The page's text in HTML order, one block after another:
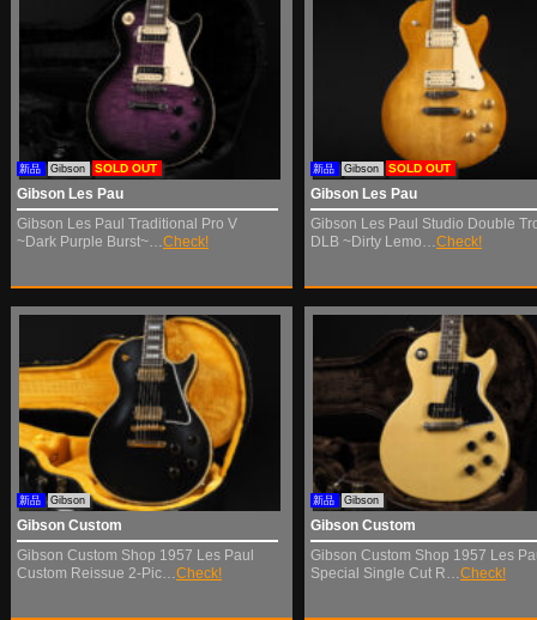
Gibson Les Pau
新品 Gibson SOLD OUT
Gibson Les Paul Traditional Pro V
~Dark Purple Burst~… Check!
Gibson Les Pau
新品 Gibson SOLD OUT
Gibson Les Paul Studio Double
DLB ~Dirty Lemo… Check!
Gibson Custom
新品 Gibson
Gibson Custom Shop 1957 Les Paul
Custom Reissue 2-Pic… Check!
Gibson Custom
新品 Gibson
Gibson Custom Shop 1957 Les
Special Single Cut R… Check!